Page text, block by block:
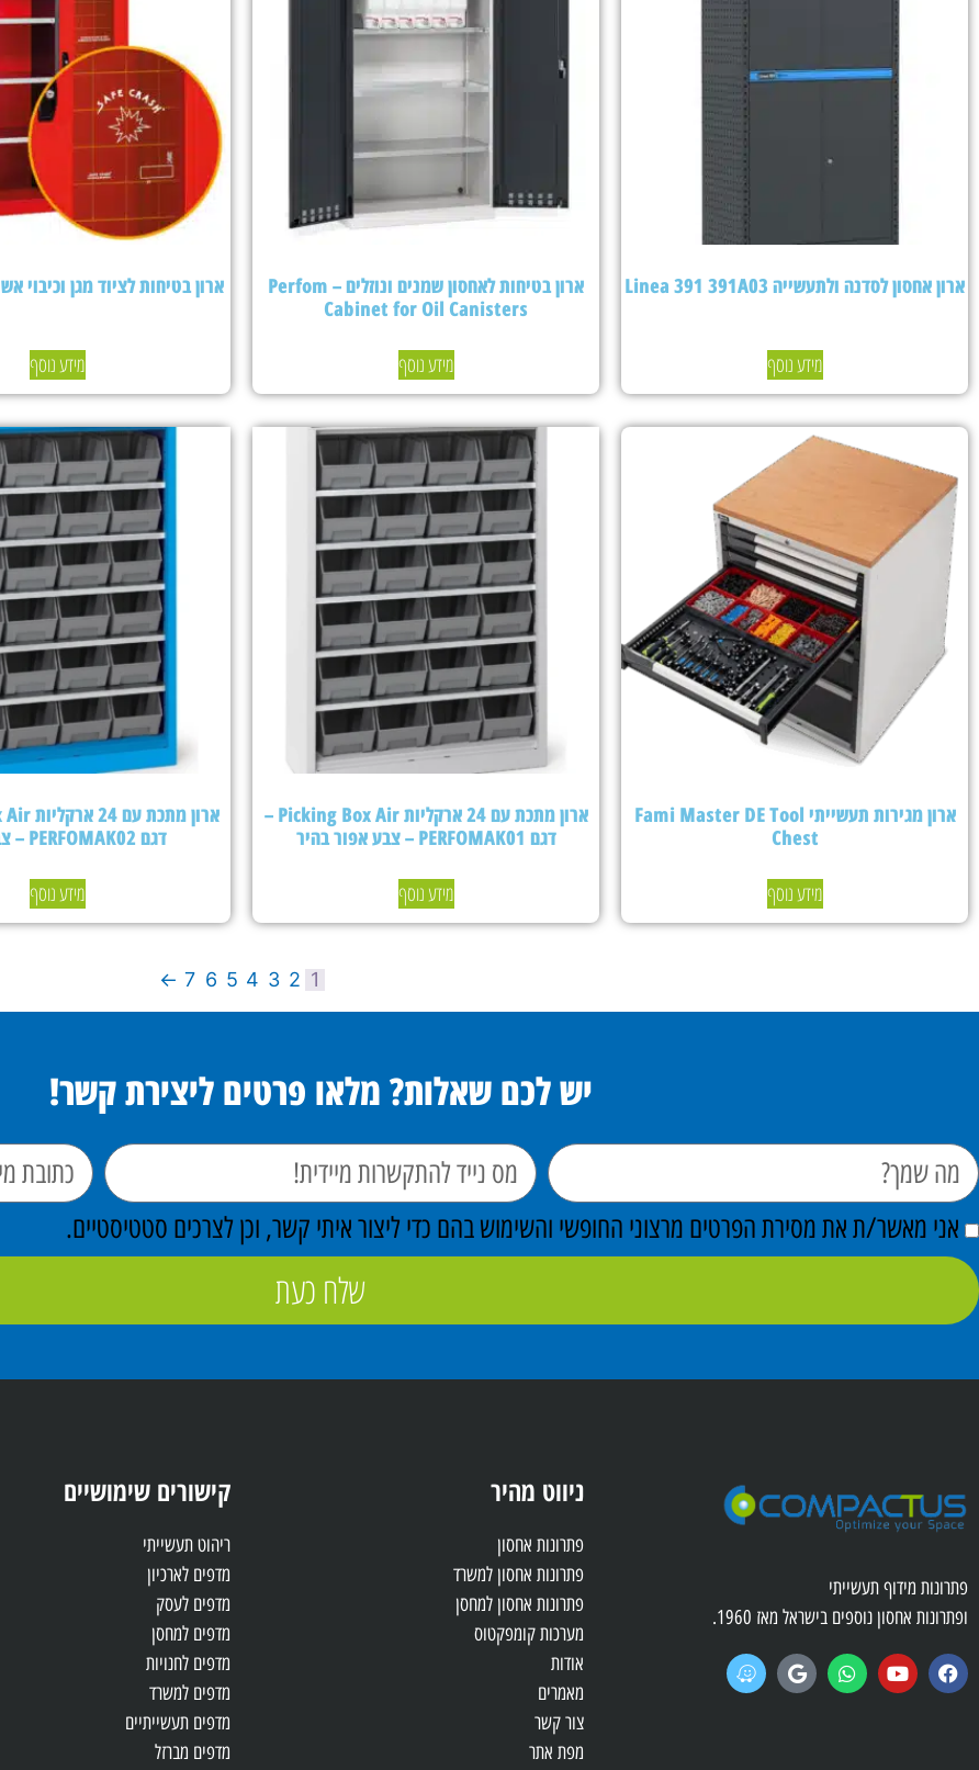
ארון אחסון לסדנה ולתעשייה Linea 391 391A03
מידע נוסף
ארון בטיחות לאחסון שמנים ונוזלים – Perfom
Cabinet for Oil Canisters
מידע נוסף
ארון בטיחות לציוד מגן וכיבוי אש Fami Perfom
מידע נוסף
ארון מגירות תעשייתי Fami Master DE Tool
Chest
מידע נוסף
ארון מתכת עם 24 ארקליות Picking Box Air –
דגם PERFOMAK01 – צבע אפור בהיר
מידע נוסף
דגם PERFOMAK02 – צבע כחול
מידע נוסף
1
2
3
4
5
6
7
←
יש לכם שאלות? מלאו פרטים ליצירת קשר!
אני מאשר/ת את מסירת הפרטים מרצוני החופשי והשימוש בהם כדי ליצור איתי קשר, וכן לצרכים סטטיסטיים.
שלח כעת
פתרונות מידוף תעשייתי
ופתרונות אחסון נוספים בישראל מאז 1960.
ניווט מהיר
פתרונות אחסון
פתרונות אחסון למשרד
פתרונות אחסון למחסן
מערכות קומפקטוס
אודות
מאמרים
צור קשר
מפת אתר
קישורים שימושיים
ריהוט תעשייתי
מדפים לארכיון
מדפים לעסק
מדפים למחסן
מדפים לחנויות
מדפים למשרד
מדפים תעשייתיים
מדפים מברזל